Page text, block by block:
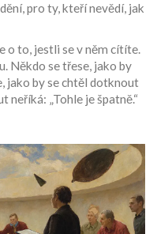
pro ty, kteří nevědí, jak
o to, jestli se v něm cítíte.
Někdo se třese, jako by
jako by se chtěl dotknout
neříká: „Tohle je špatně.“